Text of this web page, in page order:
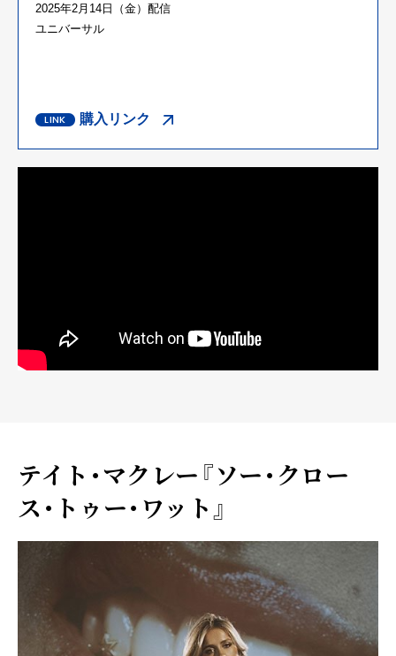
2025年2月14日（金）配信
ユニバーサル
購入リンク
テイト・マクレー『ソー・クロー
ス・トゥー・ワット』